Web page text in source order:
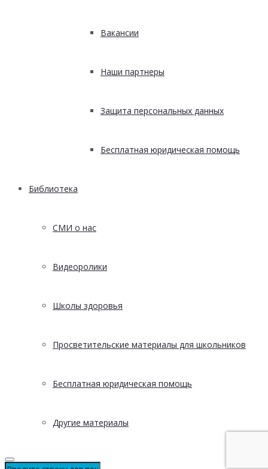
Вакансии
Наши партнеры
Защита персональных данных
Бесплатная юридическая помощь
Библиотека
СМИ о нас
Видеоролики
Школы здоровья
Просветительские материалы для школьников
Бесплатная юридическая помощь
Другие материалы